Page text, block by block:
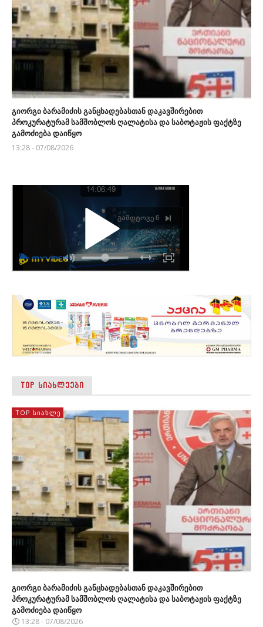
გიორგი ბარამიძის განცხადებასთან დაკავშირებით
პროკურატურამ სამშობლოს ღალატისა და საბოტაჟის ფაქტზე
გამოძიება დაიწყო
13:28 - 07/08/2026
TOP ᲡᲘᲐᲮᲚᲔᲔᲑᲘ
TOP ᲡᲘᲐᲮᲚᲔ
გიორგი ბარამიძის განცხადებასთან დაკავშირებით
პროკურატურამ სამშობლოს ღალატისა და საბოტაჟის ფაქტზე
გამოძიება დაიწყო
13:28 - 07/08/2026